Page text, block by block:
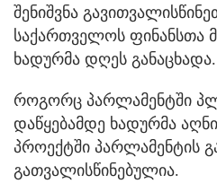
შენიშვნა
საქართველოს ფინანსთა
ხადურმა დღეს განაცხადა.
როგორც პარლამენტში
დაწყებამდე ხადურმა
პროექტში პარლამენტის
გათვალისწინებულია.